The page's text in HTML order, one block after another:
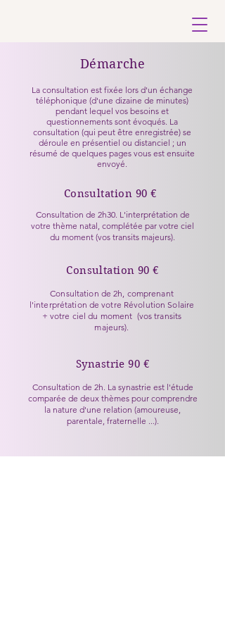
La consultation est fixée lors d'un échange
téléphonique (d'une dizaine de minutes)
pendant lequel vos besoins et
questionnements sont évoqués. La
consultation (qui peut être enregistrée) se
déroule en présentiel ou distanciel ; un
résumé de quelques pages vous est ensuite
envoyé.
Démarche
Consultation 90 €
Consultation de 2h30. L'interprétation de
votre thème natal, complétée par votre ciel
du moment (vos transits majeurs).
Consultation 90 €
Consultation de 2h, comprenant
l'interprétation de votre Révolution Solaire
+ votre ciel du moment (vos transits
majeurs).
Synastrie 90 €
Consultation de 2h. La synastrie est l'étude
comparée de deux thèmes pour comprendre
la nature d'une relation (amoureuse,
parentale, fraternelle ...).